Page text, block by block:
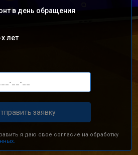
в день обращения
лет
заявку
я даю свое согласие на обработку